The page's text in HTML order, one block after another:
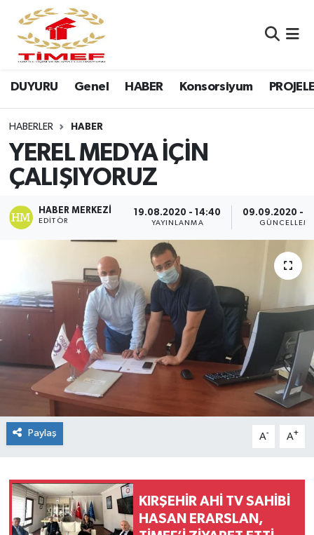
DUYURU Genel HABER Konsorsiyum
HABERLER HABER
YEREL MEDYA İÇİN
ÇALIŞIYORUZ
HABER MERKEZI
EDITÖR
19.08.2020 - 14:40
YAYINLANMA
09.09.2020 -
Paylaş A- A+
KIRŞEHİR AHİ TV SAHİBİ
HASAN ERARSLAN,
Anasayfa Kutu
Anasayfa Manşet
Canlı Yayın
DUYURU
HABER
Konsorsiyum
PROJECTS
PROJELER
PROJELER İNGİLİZCE
YEREL MEDYA RAPORU
Nöbetçi Eczaneler
Hava Durumu
Namaz Vakitleri
Trafik Durumu
Son Dakika Haberleri
Haber Arşivi